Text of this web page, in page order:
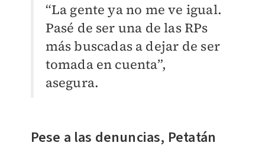
“La gente ya no me ve igual.
Pasé de ser una de las RPs
más buscadas a dejar de ser
tomada en cuenta”,
asegura.
Pese a las denuncias, Petatán